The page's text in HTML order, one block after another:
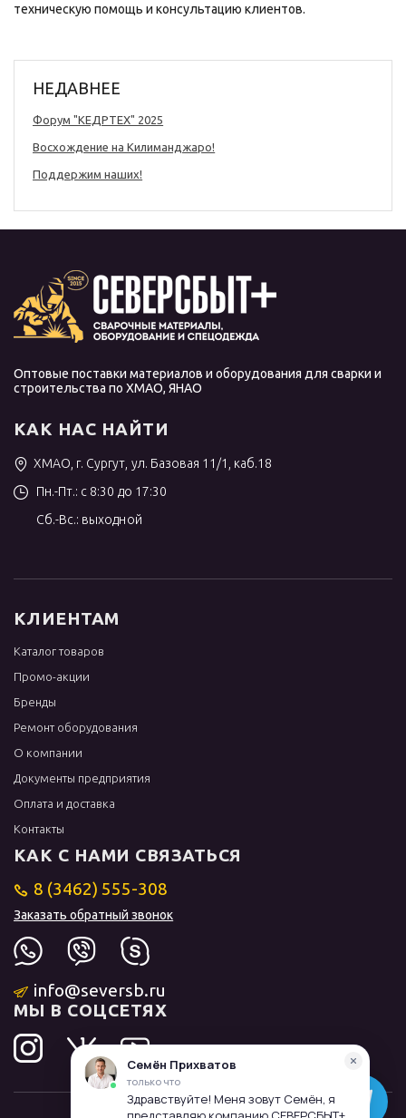
техническую помощь и консультацию клиентов.
НЕДАВНЕЕ
Форум "КЕДРТЕХ" 2025
Восхождение на Килиманджаро!
Поддержим наших!
Оптовые поставки материалов и оборудования для сварки и
строительства по ХМАО, ЯНАО
КАК НАС НАЙТИ
ХМАО, г. Сургут, ул. Базовая 11/1, каб.18
Пн.-Пт.: с 8:30 до 17:30
Сб.-Вс.: выходной
КЛИЕНТАМ
Каталог товаров
Промо-акции
Бренды
Ремонт оборудования
О компании
Документы предприятия
Оплата и доставка
Контакты
КАК С НАМИ СВЯЗАТЬСЯ
8 (3462) 555-308
Заказать обратный звонок
info@seversb.ru
МЫ В СОЦСЕТЯХ